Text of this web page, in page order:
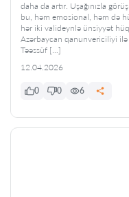
daha da artır. Uşağınızla
bu, həm emosional, həm də
hər iki valideynlə ünsiyyət
Azərbaycan qanunvericiliyi
Təəssüf […]
12.04.2026
0 0 6